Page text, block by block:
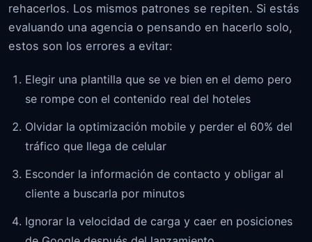
rehacerlos. Los mismos patrones se repiten. Si estás
evaluando una agencia o pensando en hacerlo solo,
estos son los errores a evitar:
Elegir una plantilla que se ve bien en el demo pero
se rompe con el contenido real del hoteles
Olvidar la optimización mobile y perder el 60% del
tráfico que llega de celular
Esconder la información de contacto y obligar al
cliente a buscarla por minutos
Ignorar la velocidad de carga y caer en posiciones